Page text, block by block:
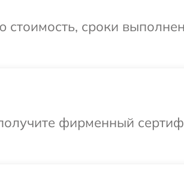
сроки
фирменный